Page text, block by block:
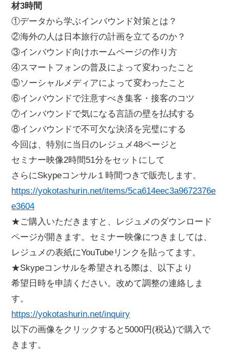
材3時間
①データから学ぶインバウンド対策とは？
②海外の人は日本旅行の計画を立てるのか？
③インバウンド向けホームページの作り方
④スマートフォンの普及によって変わったこと
⑤ソーシャルメディアによって変わったこと
⑥インバウンドで注意すべき集客・接客のコツ
⑦インバウンドで気になる言語の壁を払拭する
⑧インバウンドで不可欠な決済を完璧にする
今回は、特別に当日のレジュメ48ページと
セミナー映像2時間51分をセットにして
さらにSkypeコンサル１時間つきで販売します。
https://yokotashurin.net/items/5ca614eec3a9672376e
e3604
★ご購入いただきますと、レジュメのダウンロード
ページが開きます。セミナー映像につきましては、
レジュメの表紙にYouTubeリンクを貼ってます。
★Skypeコンサルを希望される際は、以下より
希望日時を申請ください。改めて調整の連絡しま
す。
https://yokotashurin.net/inquiry
以下の画像をクリックすると5000円(税込)で購入で
きます。